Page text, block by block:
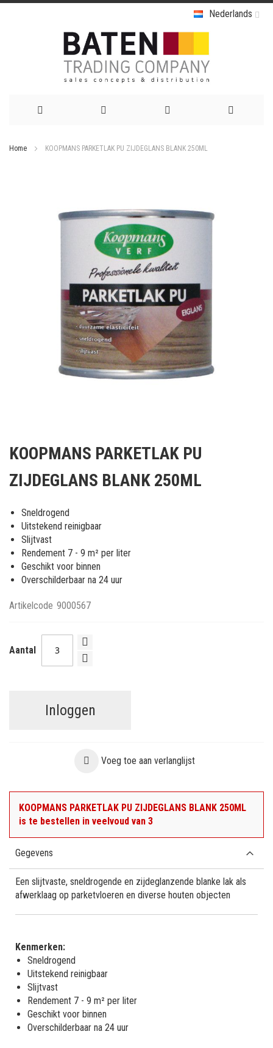
Nederlands
Home KOOPMANS PARKETLAK PU ZIJDEGLANS BLANK 250ML
het
van
afbeeldingen-
gallerij
KOOPMANS PARKETLAK PU
ZIJDEGLANS BLANK 250ML
Sneldrogend
Uitstekend reinigbaar
Slijtvast
Rendement 7 - 9 m² per liter
Geschikt voor binnen
Overschilderbaar na 24 uur
Artikelcode 9000567
Aantal
Inloggen
Voeg toe aan verlanglijst
KOOPMANS PARKETLAK PU ZIJDEGLANS BLANK 250ML
is te bestellen in veelvoud van 3
Gegevens
Een slijtvaste, sneldrogende en zijdeglanzende blanke lak als
afwerklaag op parketvloeren en diverse houten objecten
Kenmerken:
Sneldrogend
Uitstekend reinigbaar
Slijtvast
Rendement 7 - 9 m² per liter
Geschikt voor binnen
Overschilderbaar na 24 uur